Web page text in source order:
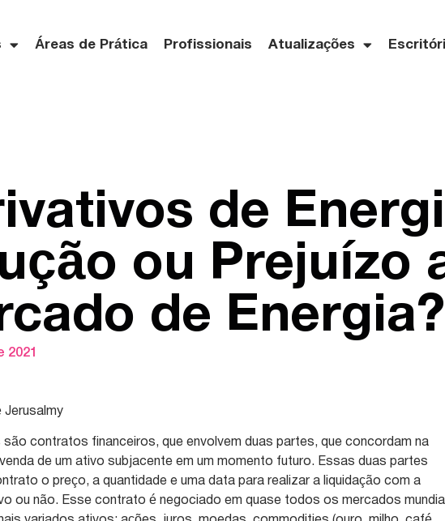
Áreas de Prática Profissionais Atualizações
de
ou Prejuízo
de Energia?
2021
Jerusalmy
são contratos financeiros, que envolvem duas partes, que concordam na
de um ativo subjacente em um momento futuro. Essas duas partes
o preço, a quantidade e uma data para realizar a liquidação com a
ou não. Esse contrato é negociado em quase todos os mercados